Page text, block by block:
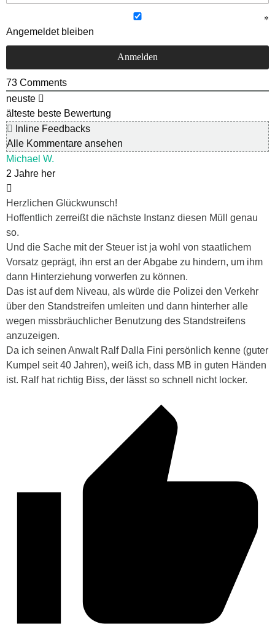
Angemeldet bleiben
73 Comments
neuste
älteste beste Bewertung
Inline Feedbacks
Alle Kommentare ansehen
Michael W.
2 Jahre her
Herzlichen Glückwunsch!
Hoffentlich zerreißt die nächste Instanz diesen Müll genau
so.
Und die Sache mit der Steuer ist ja wohl von staatlichem
Vorsatz geprägt, ihn erst an der Abgabe zu hindern, um ihm
dann Hinterziehung vorwerfen zu können.
Das ist auf dem Niveau, als würde die Polizei den Verkehr
über den Standstreifen umleiten und dann hinterher alle
wegen missbräuchlicher Benutzung des Standstreifens
anzuzeigen.
Da ich seinen Anwalt Ralf Dalla Fini persönlich kenne (guter
Kumpel seit 40 Jahren), weiß ich, dass MB in guten Händen
ist. Ralf hat richtig Biss, der lässt so schnell nicht locker.